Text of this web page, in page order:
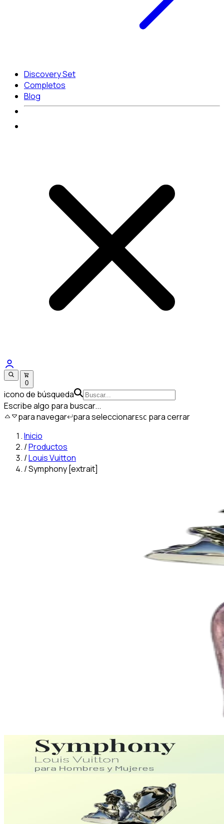
Discovery Set
Completos
Blog
0
icono de búsqueda
Escribe algo para buscar...
para navegar para seleccionarESC para cerrar
Inicio
/Productos
/Louis Vuitton
/Symphony [extrait]